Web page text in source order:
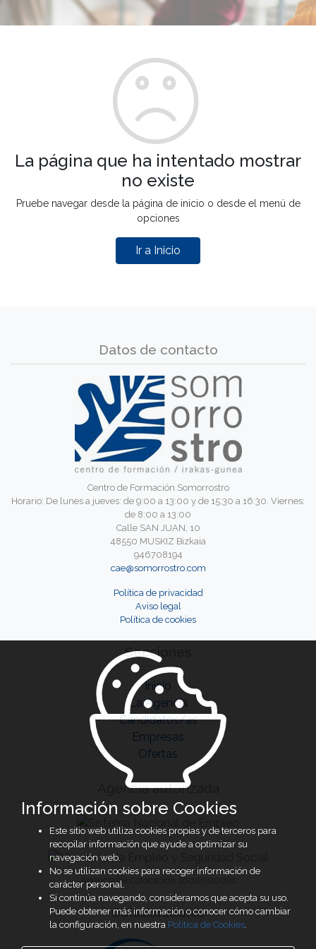
La página que ha intentado mostrar
no existe
Pruebe navegar desde la página de inicio o desde el menú de
opciones
Ir a Inicio
Datos de contacto
Centro de Formación Somorrostro
Horario: De lunes a jueves: de 9:00 a 13:00 y de 15:30 a 16:30. Viernes:
de 8:00 a 13:00
Calle SAN JUAN, 10
48550 MUSKIZ Bizkaia
946708194
cae@somorrostro.com
Política de privacidad
Aviso legal
Política de cookies
Secciones
Inicio
La Agencia
Candidatos/as
Empresas
Ofertas
Agencia autorizada
Agencia de Colocación 1600000091
Colaboradores
Información sobre Cookies
Este sitio web utiliza cookies propias y de terceros para
recopilar información que ayude a optimizar su
navegación web.
No se utilizan cookies para recoger información de
carácter personal.
Si continúa navegando, consideramos que acepta su uso.
Puede obtener más información o conocer cómo cambiar
la configuración, en nuestra Política de Cookies.